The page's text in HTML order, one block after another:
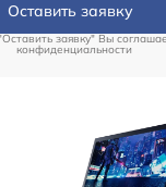
Оставить заявку
заявку" Вы
конфиденциальности